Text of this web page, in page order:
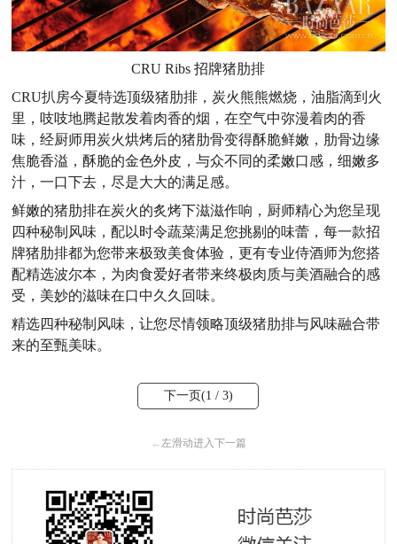
CRU Ribs 招牌猪肋排
CRU扒房今夏特选顶级猪肋排，炭火熊熊燃烧，油脂滴到火
里，吱吱地腾起散发着肉香的烟，在空气中弥漫着肉的香
味，经厨师用炭火烘烤后的猪肋骨变得酥脆鲜嫩，肋骨边缘
焦脆香溢，酥脆的金色外皮，与众不同的柔嫩口感，细嫩多
汁，一口下去，尽是大大的满足感。
鲜嫩的猪肋排在炭火的炙烤下滋滋作响，厨师精心为您呈现
四种秘制风味，配以时令蔬菜满足您挑剔的味蕾，每一款招
牌猪肋排都为您带来极致美食体验，更有专业侍酒师为您搭
配精选波尔本，为肉食爱好者带来终极肉质与美酒融合的感
受，美妙的滋味在口中久久回味。
精选四种秘制风味，让您尽情领略顶级猪肋排与风味融合带
来的至甄美味。
下一页(1 / 3)
←左滑动进入下一篇